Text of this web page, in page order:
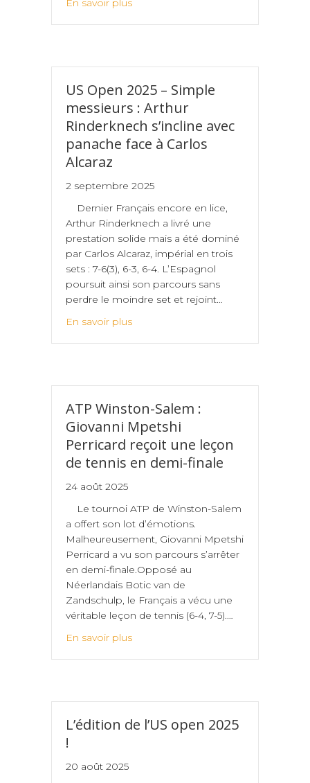
En savoir plus
US Open 2025 – Simple
messieurs : Arthur
Rinderknech s’incline avec
panache face à Carlos
Alcaraz
2 septembre 2025
Dernier Français encore en lice,
Arthur Rinderknech a livré une
prestation solide mais a été dominé
par Carlos Alcaraz, impérial en trois
sets : 7-6(3), 6-3, 6-4. L’Espagnol
poursuit ainsi son parcours sans
perdre le moindre set et rejoint…
En savoir plus
ATP Winston-Salem :
Giovanni Mpetshi
Perricard reçoit une leçon
de tennis en demi-finale
24 août 2025
Le tournoi ATP de Winston-Salem
a offert son lot d’émotions.
Malheureusement, Giovanni Mpetshi
Perricard a vu son parcours s’arrêter
en demi-finale.Opposé au
Néerlandais Botic van de
Zandschulp, le Français a vécu une
véritable leçon de tennis (6-4, 7-5).…
En savoir plus
L’édition de l’US open 2025
!
20 août 2025